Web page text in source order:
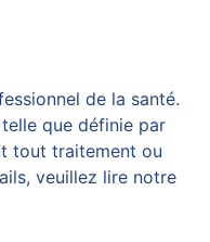
de la santé.
que définie par
tout traitement ou
veuillez lire notre